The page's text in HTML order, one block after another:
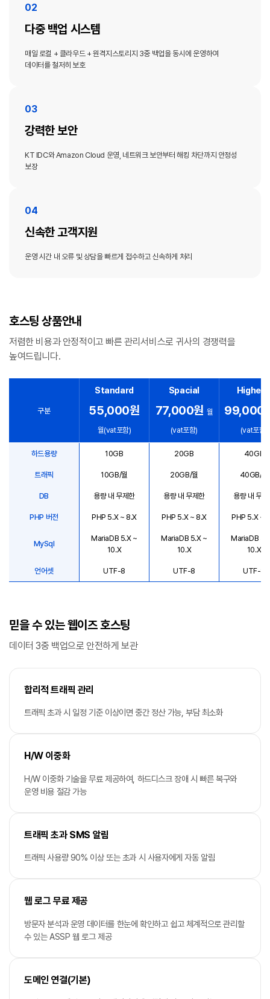
다중 백업 시스템
매일 로컬 + 클라우드 + 원격지스토리지 3중 백업을 동시에 운영하여
데이터를 철저히 보호
강력한 보안
KT IDC와 Amazon Cloud 운영, 네트워크 보안부터 해킹 차단까지 안정성
보장
신속한 고객지원
운영 시간 내 오류 및 상담을 빠르게 접수하고 신속하게 처리
호스팅 상품안내
저렴한 비용과 안정적이고 빠른 관리서비스로 귀사의 경쟁력을
높여드립니다.
호스팅 상품안내
구분
Standard
55,000원
월(vat포함)
Spacial
77,000원 월
(vat포함)
99,000
(vat포함)
하드용량 10GB 20GB 40GB
트래픽 10GB/월 20GB/월 40GB/월
DB 용량 내 무제한 용량 내 무제한 용량 내 무제
PHP 버전 PHP 5.X ~ 8.X PHP 5.X ~ 8.X PHP 5.X ~
MySql
MariaDB 5.X ~
10.X
MariaDB 5.X ~
10.X
MariaDB
10.X
언어셋 UTF-8 UTF-8 UTF-8
믿을 수 있는 웹이즈 호스팅
데이터 3중 백업으로 안전하게 보관
합리적 트래픽 관리
트래픽 초과 시 일정 기준 이상이면 중간 정산 가능, 부담 최소화
H/W 이중화
H/W 이중화 기술을 무료 제공하여, 하드디스크 장애 시 빠른 복구와
운영 비용 절감 가능
트래픽 초과 SMS 알림
트래픽 사용량 90% 이상 또는 초과 시 사용자에게 자동 알림
웹 로그 무료 제공
방문자 분석과 운영 데이터를 한눈에 확인하고 쉽고 체계적으로 관리할
수 있는 ASSP 웹 로그 제공
도메인 연결(기본)